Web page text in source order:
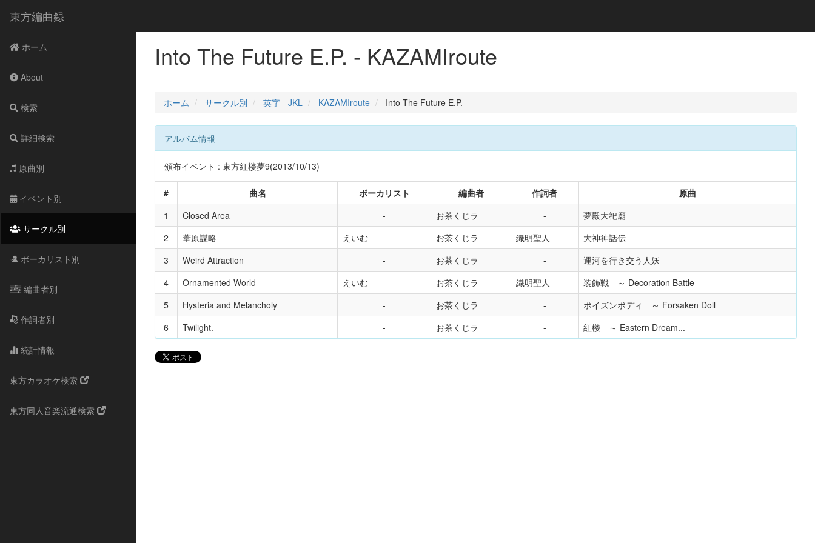
東方編曲録
ホーム
About
検索
詳細検索
原曲別
イベント別
サークル別
ボーカリスト別
編曲者別
作詞者別
統計情報
東方カラオケ検索
東方同人音楽流通検索
Into The Future E.P. - KAZAMIroute
ホーム サークル別 英字 - JKL KAZAMIroute Into The Future E.P.
アルバム情報
頒布イベント : 東方紅楼夢9(2013/10/13)
# 曲名 ボーカリスト 編曲者 作詞者
原曲
1
Closed Area お茶くじラ
夢殿大祀廟
2
葦原謀略 えいむ お茶くじラ 織明聖人
大神神話伝
3
Weird Attraction お茶くじラ
運河を行き交う人妖
4
Ornamented World えいむ お茶くじラ 織明聖人
装飾戦 ～ Decoration Battle
5
Hysteria and Melancholy お茶くじラ
ポイズンボディ ～ Forsaken Doll
6
Twilight. お茶くじラ 紅楼 ～ Eastern Dream...